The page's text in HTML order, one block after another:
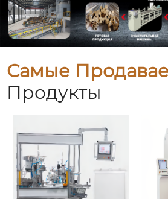
Самые
Продукты